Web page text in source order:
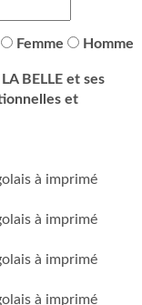
Femme Homme
BELLE et ses
et